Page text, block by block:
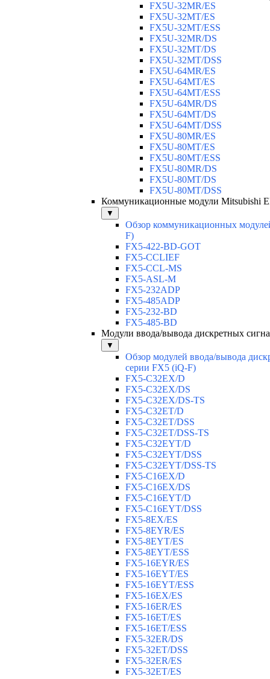
FX5U-32MR/ES
FX5U-32MT/ES
FX5U-32MT/ESS
FX5U-32MR/DS
FX5U-32MT/DS
FX5U-32MT/DSS
FX5U-64MR/ES
FX5U-64MT/ES
FX5U-64MT/ESS
FX5U-64MR/DS
FX5U-64MT/DS
FX5U-64MT/DSS
FX5U-80MR/ES
FX5U-80MT/ES
FX5U-80MT/ESS
FX5U-80MR/DS
FX5U-80MT/DS
FX5U-80MT/DSS
Коммуникационные модули Mitsubishi
▼
Обзор коммуникационных
F)
FX5-422-BD-GOT
FX5-CCLIEF
FX5-CCL-MS
FX5-ASL-M
FX5-232ADP
FX5-485ADP
FX5-232-BD
FX5-485-BD
Модули ввода/вывода дискретных
▼
Обзор модулей ввода/вывода
серии FX5 (iQ-F)
FX5-C32EX/D
FX5-C32EX/DS
FX5-C32EX/DS-TS
FX5-C32ET/D
FX5-C32ET/DSS
FX5-C32ET/DSS-TS
FX5-C32EYT/D
FX5-C32EYT/DSS
FX5-C32EYT/DSS-TS
FX5-C16EX/D
FX5-C16EX/DS
FX5-C16EYT/D
FX5-C16EYT/DSS
FX5-8EX/ES
FX5-8EYR/ES
FX5-8EYT/ES
FX5-8EYT/ESS
FX5-16EYR/ES
FX5-16EYT/ES
FX5-16EYT/ESS
FX5-16EX/ES
FX5-16ER/ES
FX5-16ET/ES
FX5-16ET/ESS
FX5-32ER/DS
FX5-32ET/DSS
FX5-32ER/ES
FX5-32ET/ES